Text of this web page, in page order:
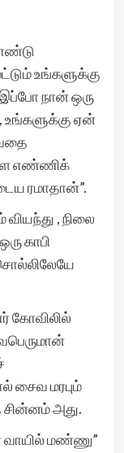
உங்களுக்கு
நான் ஒரு
ஏன்
எண்ணிக்
ரமாதான்”.
, நிலை
காபி
கோவிலில்
சைவ மரபும்
அது.
வாயில் மண்ணு”